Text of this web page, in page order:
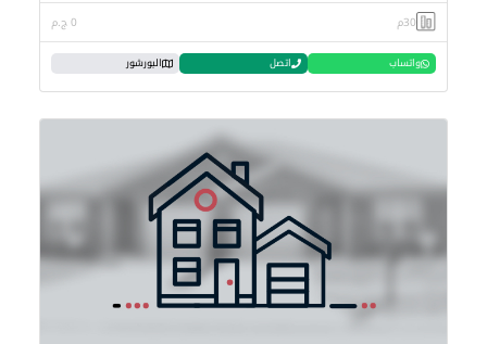
30م 0 ج.م
واتساب اتصل البورشور